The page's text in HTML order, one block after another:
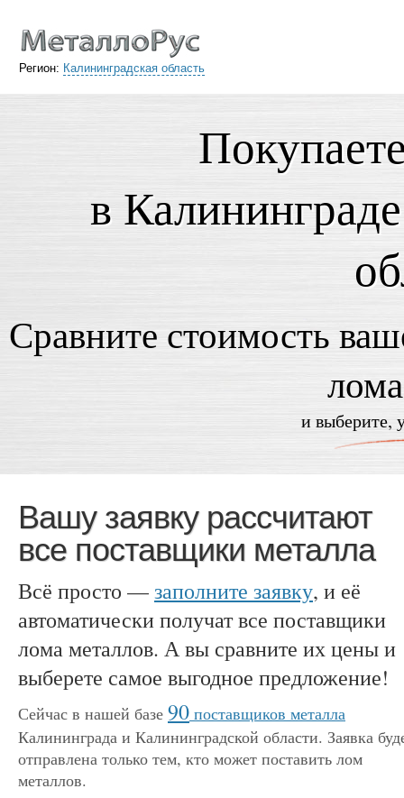
Регион: Калининградская область
в
Сравните стоимость
и выберите,
Вашу заявку рассчитают
все поставщики металла
Всё просто —заполните заявку, и её
автоматически получат все поставщики
лома металлов. А вы сравните их цены и
выберете самое выгодное предложение!
Сейчас в нашей базе 90 поставщиков металла
Калининграда и Калининградской области. Заявка
отправлена только тем, кто может поставить лом
металлов.